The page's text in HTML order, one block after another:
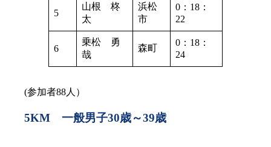
5
山根 柊
太
浜松
市
0：18：
22
6
乗松 勇
哉
森町
0：18：
24
(参加者88人）
5KM 一般男子30歳～39歳